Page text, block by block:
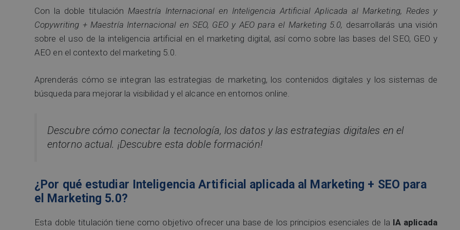
Con la doble titulaciónMaestría Internacional en Inteligencia Artificial Aplicada al Marketing, Redes y
Copywriting + Maestría Internacional en SEO, GEO y AEO para el Marketing 5.0, desarrollarás una visión
sobre el uso de la inteligencia artificial en el marketing digital, así como sobre las bases del SEO, GEO y
AEO en el contexto del marketing 5.0.
Aprenderás cómo se integran las estrategias de marketing, los contenidos digitales y los sistemas de
búsqueda para mejorar la visibilidad y el alcance en entornos online.
Descubre cómo conectar la tecnología, los datos y las estrategias digitales en el
entorno actual. ¡Descubre esta doble formación!
¿Por qué estudiar Inteligencia Artificial aplicada al Marketing + SEO para
el Marketing 5.0?
Esta doble titulación tiene como objetivo ofrecer una base de los principios esenciales de la IA aplicada